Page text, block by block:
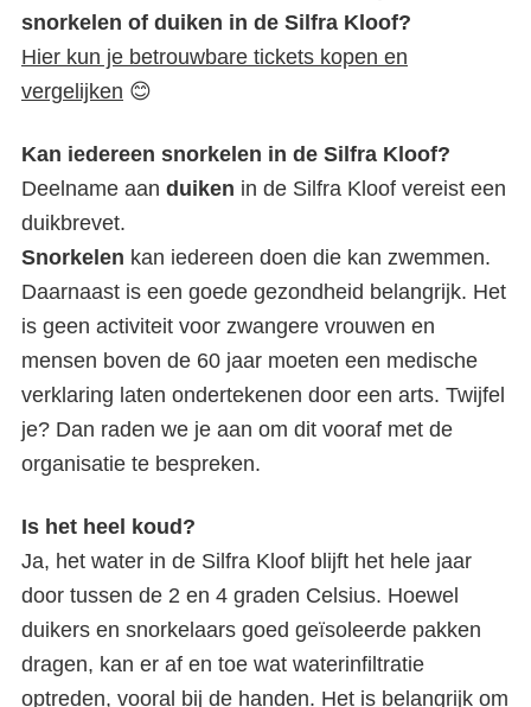
snorkelen of duiken in de Silfra Kloof?
Hier kun je betrouwbare tickets kopen en
vergelijken 😊
Kan iedereen snorkelen in de Silfra Kloof?
Deelname aan duiken in de Silfra Kloof vereist een
duikbrevet.
Snorkelen kan iedereen doen die kan zwemmen.
Daarnaast is een goede gezondheid belangrijk. Het
is geen activiteit voor zwangere vrouwen en
mensen boven de 60 jaar moeten een medische
verklaring laten ondertekenen door een arts. Twijfel
je? Dan raden we je aan om dit vooraf met de
organisatie te bespreken.
Is het heel koud?
Ja, het water in de Silfra Kloof blijft het hele jaar
door tussen de 2 en 4 graden Celsius. Hoewel
duikers en snorkelaars goed geïsoleerde pakken
dragen, kan er af en toe wat waterinfiltratie
optreden, vooral bij de handen. Het is belangrijk om